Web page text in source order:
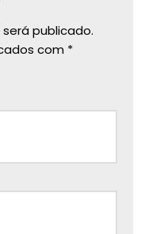
publicado.
com *